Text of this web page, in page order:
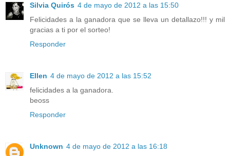
Silvia Quirós 4 de mayo de 2012 a las 15:50
Felicidades a la ganadora que se lleva un detallazo!!! y mil
gracias a ti por el sorteo!
Responder
Ellen 4 de mayo de 2012 a las 15:52
felicidades a la ganadora.
beoss
Responder
Unknown 4 de mayo de 2012 a las 16:18